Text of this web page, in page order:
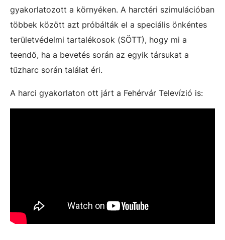
gyakorlatozott a környéken. A harctéri szimulációban
többek között azt próbálták el a speciális önkéntes
területvédelmi tartalékosok (SÖTT), hogy mi a
teendő, ha a bevetés során az egyik társukat a
tűzharc során találat éri.
A harci gyakorlaton ott járt a Fehérvár Televízió is: